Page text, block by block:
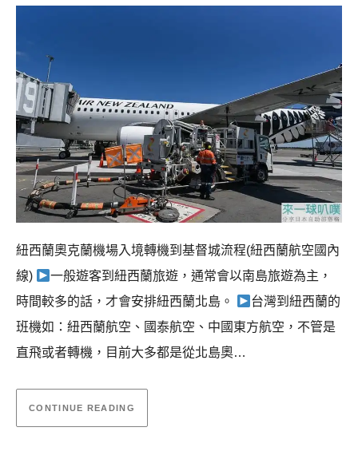
紐西蘭奧克蘭機場入境轉機到基督城流程(紐西蘭航空國內
線)
一般遊客到紐西蘭旅遊，通常會以南島旅遊為主，
時間較多的話，才會安排紐西蘭北島。
台灣到紐西蘭的
班機如：紐西蘭航空、國泰航空、中國東方航空，不管是
直飛或者轉機，目前大多都是從北島奧…
CONTINUE READING